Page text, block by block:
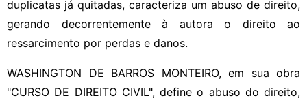
duplicatas já quitadas, caracteriza um abuso de direito,
gerando decorrentemente à autora o direito ao
ressarcimento por perdas e danos.
WASHINGTON DE BARROS MONTEIRO, em sua obra
"CURSO DE DIREITO CIVIL", define o abuso do direito,